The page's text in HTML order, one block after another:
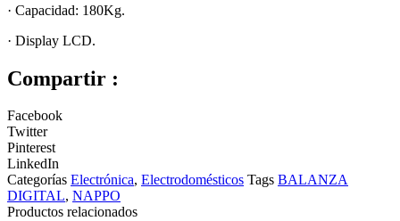
· Capacidad: 180Kg.
· Display LCD.
Compartir :
Facebook
Twitter
Pinterest
LinkedIn
Categorías Electrónica, Electrodomésticos Tags BALANZA
DIGITAL, NAPPO
Productos relacionados